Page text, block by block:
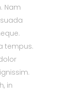
Nam
tempus.
in